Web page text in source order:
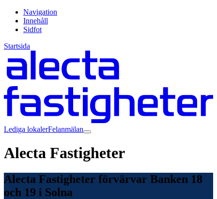
Navigation
Innehåll
Sidfot
Startsida
Lediga lokalerFelanmälan
Alecta Fastigheter
Alecta Fastigheter förvärvar Banken 18
och 19 i Solna